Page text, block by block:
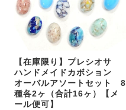
【在庫限り】プレシオサ
ハンドメイドカボション
オーバルアソートセット 8
種各2ヶ（合計16ヶ）【メ
ール便可】